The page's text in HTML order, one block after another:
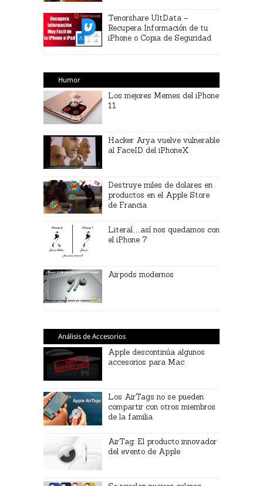
Tenorshare UltData –
Recupera Información de tu
iPhone o Copia de Seguridad
Humor
Los mejores Memes del iPhone
11
Hacker Arya vuelve vulnerable
al FaceID del iPhoneX
Destruye miles de dolares en
productos en el Apple Store
de Francia
Literal…así nos quedamos con
el iPhone 7
Airpods modernos
Análisis de Accesorios
Apple descontinúa algunos
accesorios para Mac
Los AirTags no se pueden
compartir con otros miembros
de la familia
AirTag: El producto innovador
del evento de Apple